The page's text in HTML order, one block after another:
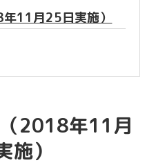
11月25日実施）
2018年11月
施）